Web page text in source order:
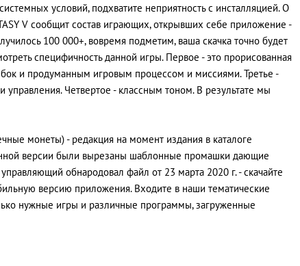
условий, подхватите неприятность с инсталляцией. О
V сообщит состав играющих, открывших себе приложение -
100 000+, вовремя подметим, ваша скачка точно будет
специфичность данной игры. Первое - это прорисованная
и продуманным игровым процессом и миссиями. Третье -
Четвертое - классным тоном. В результате мы
монеты) - редакция на момент издания в каталоге
версии были вырезаны шаблонные промашки дающие
обнародовал файл от 23 марта 2020 г. - скачайте
версию приложения. Входите в наши тематические
нужные игры и различные программы, загруженные